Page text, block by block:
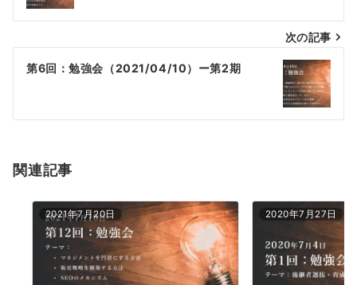
ナ
ビ
ゲ
シ
ン
次の記事
第6回：勉強会（2021/04/10）ー第2期
関連記事
2021年7月20日 2020年7月27日